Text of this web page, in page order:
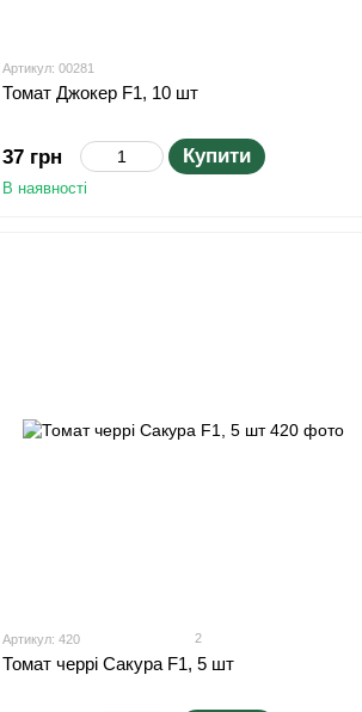
Артикул: 00281
Томат Джокер F1, 10 шт
37 грн Купити
В наявності
Артикул: 420 2
Томат черрі Сакура F1, 5 шт